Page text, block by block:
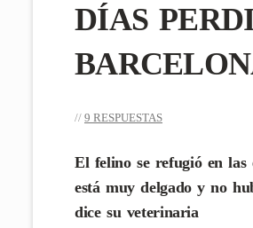
DÍAS
9 RESPUESTAS
El felino se refugió en las
está muy delgado y no
dice su veterinaria